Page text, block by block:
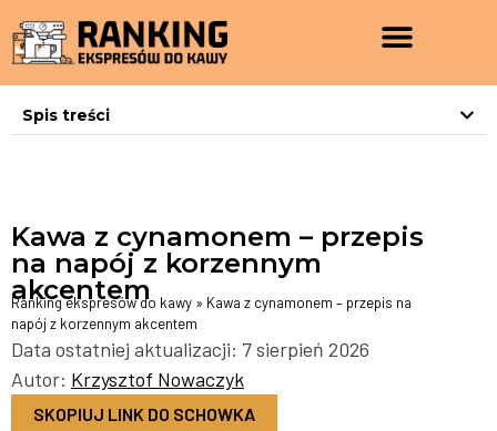
Spis treści
Kawa z cynamonem – przepis
na napój z korzennym
akcentem
Ranking ekspresów do kawy » Kawa z cynamonem – przepis na
napój z korzennym akcentem
Data ostatniej aktualizacji: 7 sierpień 2026
Autor: Krzysztof Nowaczyk
SKOPIUJ LINK DO SCHOWKA